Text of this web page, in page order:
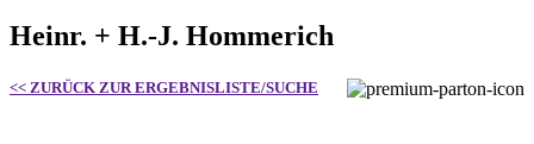
Heinr. + H.-J. Hommerich
<< ZURÜCK ZUR ERGEBNISLISTE/SUCHE